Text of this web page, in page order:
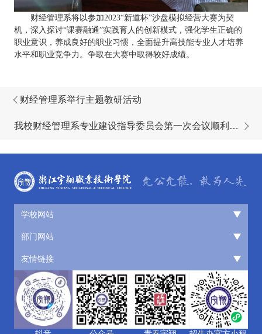
财经管理系将以参加2023“新道杯”沙盘模拟经营大赛为契
机，深入探讨“课赛融通”实践育人的创新模式，强化学生正确的
职业意识，养成良好的职业习惯，全面提升高技能专业人才培养
水平和职业竞争力。争取在大赛中取得较好成绩。
财经管理系举行主题教研活动
我校财经管理系专业建设指导委员会第一次会议顺利召
学校网站
部门网站
友情链接